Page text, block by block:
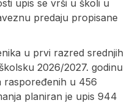
upis se vrši u školi u
predaju propisane
u prvi razred srednjih
2026/2027. godinu
raspoređenih u 456
planiran je upis 944